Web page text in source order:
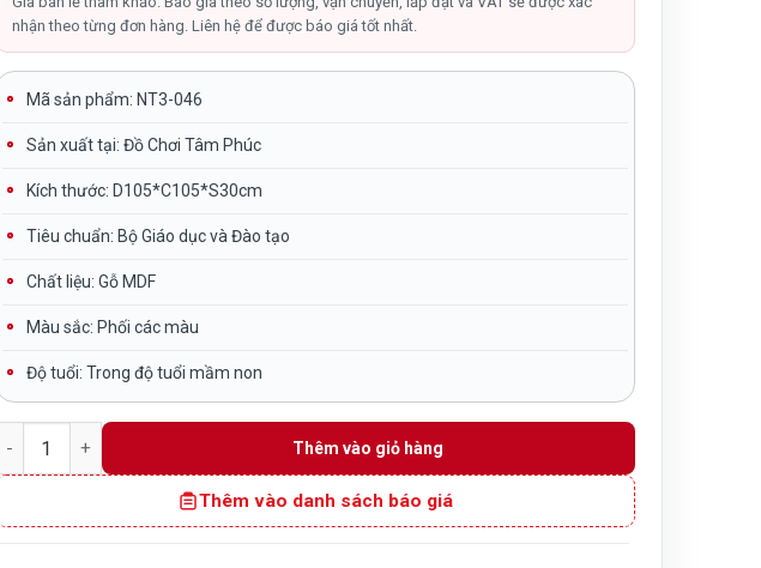
1,500,000₫.là:
950,000₫.
nhận theo từng đơn hàng. Liên hệ để được báo giá tốt nhất.
Mã sản phẩm: NT3-046
Sản xuất tại: Đồ Chơi Tâm Phúc
Kích thước: D105*C105*S30cm
Tiêu chuẩn: Bộ Giáo dục và Đào tạo
Chất liệu: Gỗ MDF
Màu sắc: Phối các màu
Độ tuổi: Trong độ tuổi mầm non
Kệ để đồ cho bé mầm non gỗ mdf 3 tầng 9 ô NT3-046 số lượng
Thêm vào giỏ hàng
Thêm vào danh sách báo giá